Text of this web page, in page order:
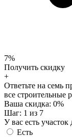
7%
Получить скидку
+
Ответьте на семь
все строительные
Ваша скидка: 0%
Шаг: 1 из 7
У вас есть участок
Есть